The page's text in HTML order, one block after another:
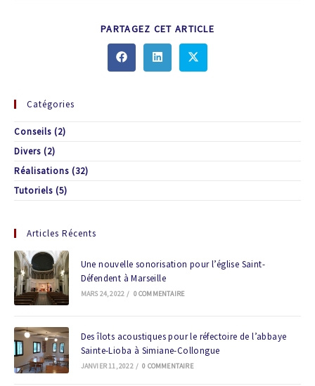
PARTAGEZ CET ARTICLE
Catégories
Conseils (2)
Divers (2)
Réalisations (32)
Tutoriels (5)
Articles Récents
Une nouvelle sonorisation pour l’église Saint-
Défendent à Marseille
MARS 24, 2022 / 0 COMMENTAIRE
Des îlots acoustiques pour le réfectoire de l’abbaye
Sainte-Lioba à Simiane-Collongue
JANVIER 11, 2022 / 0 COMMENTAIRE